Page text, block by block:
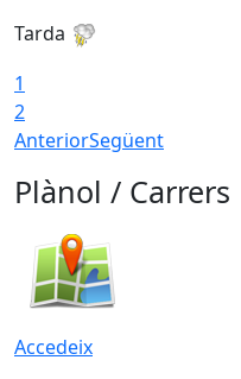
Tarda
1
2
AnteriorSegüent
Plànol / Carrers
Accedeix